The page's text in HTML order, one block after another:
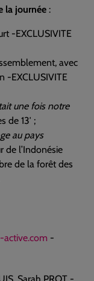
la journée :
-EXCLUSIVITE
avec
-EXCLUSIVITE
une fois notre
de 13′ ;
au pays
l’Indonésie
de la forêt des
active.com -